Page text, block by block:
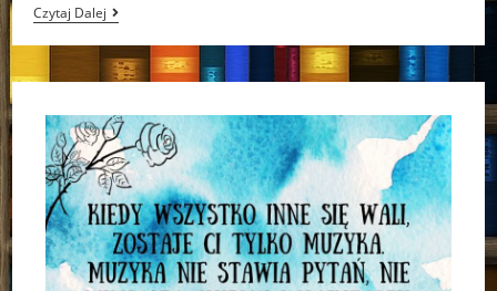
Czytaj Dalej„Spalona
Żywcem”
–
Souad